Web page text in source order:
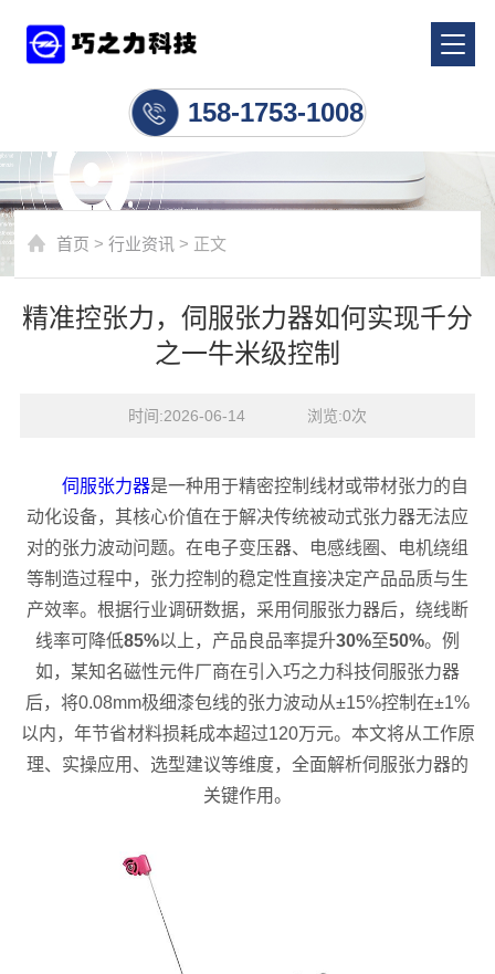
158-1753-1008
首页 >行业资讯 > 正文
精准控张力，伺服张力器如何实现千分
之一牛米级控制
时间:2026-06-14    浏览:0次
伺服张力器是一种用于精密控制线材或带材张力的自
动化设备，其核心价值在于解决传统被动式张力器无法应
对的张力波动问题。在电子变压器、电感线圈、电机绕组
等制造过程中，张力控制的稳定性直接决定产品品质与生
产效率。根据行业调研数据，采用伺服张力器后，绕线断
线率可降低85%以上，产品良品率提升30%至50%。例
如，某知名磁性元件厂商在引入巧之力科技伺服张力器
后，将0.08mm极细漆包线的张力波动从±15%控制在±1%
以内，年节省材料损耗成本超过120万元。本文将从工作原
理、实操应用、选型建议等维度，全面解析伺服张力器的
关键作用。